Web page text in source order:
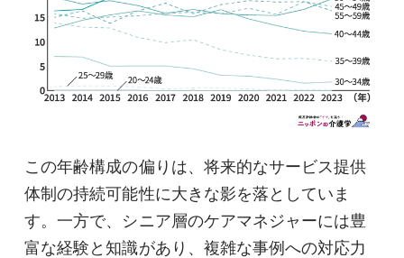
この年齢構成の偏りは、将来的なサービス提供
体制の持続可能性に大きな影を落としていま
す。一方で、シニア層のケアマネジャーには豊
富な経験と知識があり、複雑な事例への対応力